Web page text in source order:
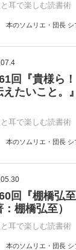
と耳で楽しむ読書術
本のソムリエ・団長
回『貴様ら
えたいこと。
と耳で楽しむ読書術
本のソムリエ・団長
回『棚橋弘
：棚橋弘至）
と耳で楽しむ読書術
本のソムリエ・団長